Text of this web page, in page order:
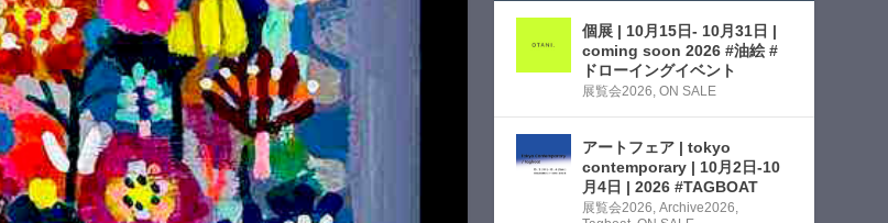
個展 | 10月15日- 10月31日 |
coming soon 2026 #油絵 #
ドローイングイベント
展覧会2026,ON SALE
アートフェア | tokyo
contemporary | 10月2日-10
月4日 | 2026 #TAGBOAT
展覧会2026,Archive2026,